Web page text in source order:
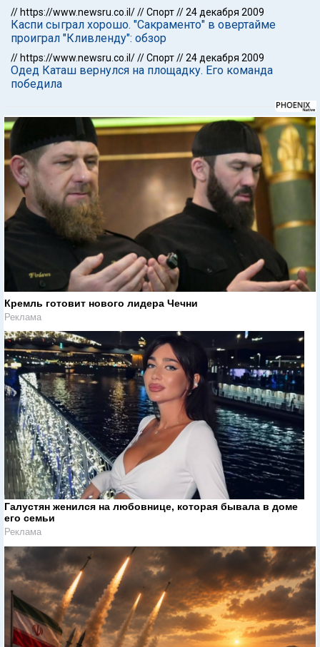
// https://www.newsru.co.il///Спорт//24 декабря 2009
Каспи сыграл хорошо. "Сакраменто" в овертайме
проиграл "Кливленду": обзор
// https://www.newsru.co.il///Спорт//24 декабря 2009
Одед Каташ вернулся на площадку. Его команда
победила
Кремль готовит нового лидера Чечни
Реклама
Галустян женился на любовнице, которая бывала в доме
его семьи
Реклама